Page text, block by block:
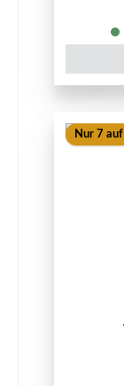
Nur 7